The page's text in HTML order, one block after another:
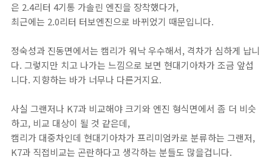
은 2.4리터 4기통 가솔린 엔진을 장착했다가,
최근에는 2.0리터 터보엔진으로 바뀌었기 때문입니다.
정숙성과 진동면에서는 캠리가 워낙 우수해서, 격차가 심하게 납니
다. 그렇지만 치고 나가는 느낌으로 보면 현대기아차가 조금 앞섭
니다. 지향하는 바가 너무나 다른거지요.
사실 그랜저나 K7과 비교해야 크기와 엔진 형식면에서 좀 더 비슷
하고, 비교 대상이 될 것 같은데,
캠리가 대중차인데 현대기아차가 프리미엄카로 분류하는 그랜저,
K7과 직접비교는 곤란하다고 생각하는 분들도 많을겁니다.